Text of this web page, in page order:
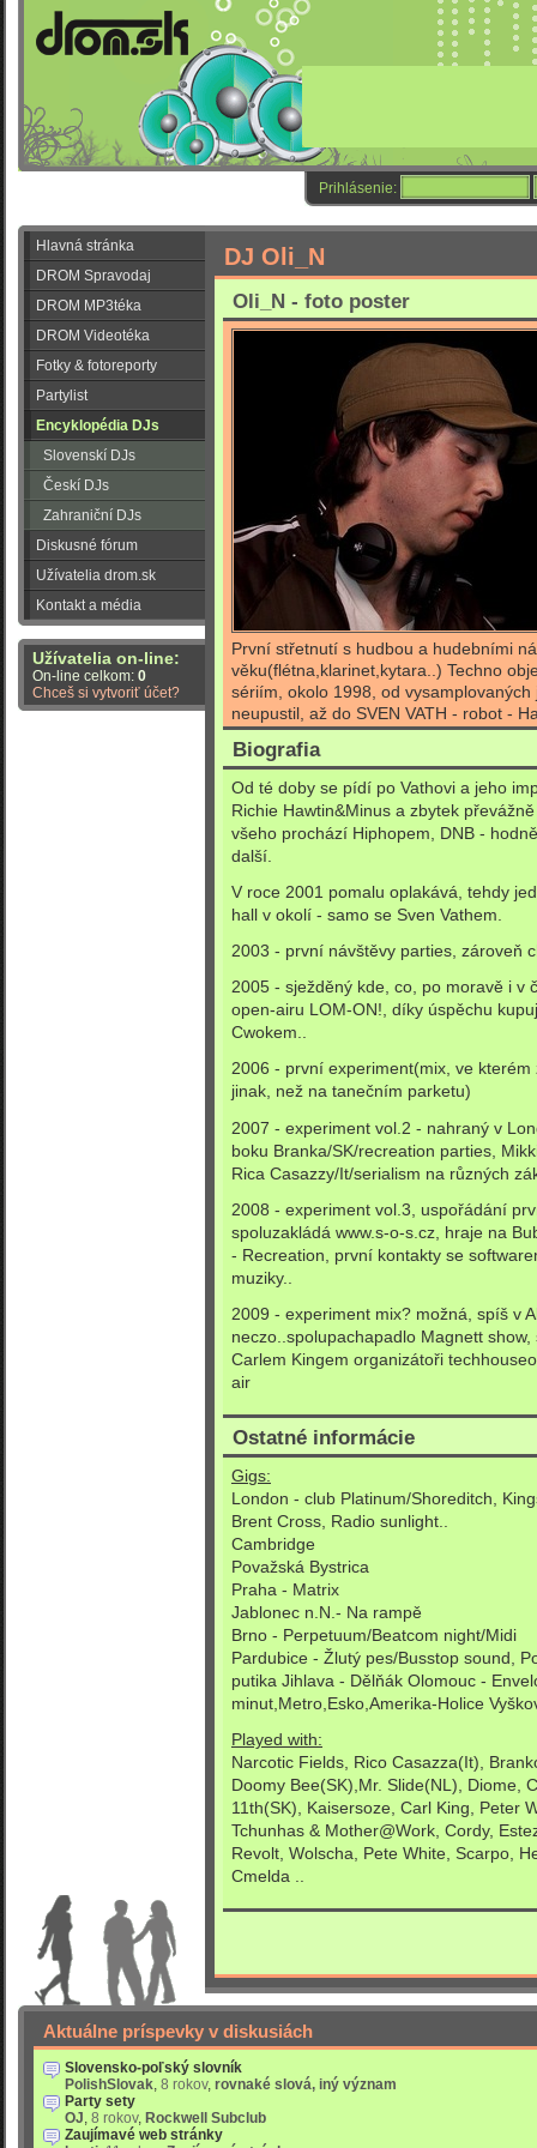
Prihlásenie:
Hlavná stránka
DROM Spravodaj
DROM MP3téka
DROM Videotéka
Fotky & fotoreporty
Partylist
Encyklopédia DJs
Slovenskí DJs
Českí DJs
Zahraniční DJs
Diskusné fórum
Užívatelia drom.sk
Kontakt a média
Užívatelia on-line:
On-line celkom: 0
Chceš si vytvoriť účet?
DJ Oli_N
Oli_N - foto poster
První střetnutí s hudbou a hudebními
věku(flétna,klarinet,kytara..) Techno
sériím, okolo 1998, od
neupustil, až do SVEN VATH - robot -
Biografia
Od té doby se pídí po Vathovi a jeho
Richie Hawtin&Minus a zbytek
všeho prochází Hiphopem, DNB -
další.
V roce 2001 pomalu oplakává, tehdy
hall v okolí - samo se Sven Vathem.
2003 - první návštěvy parties, zároveň
2005 - sježděný kde, co, po moravě i v
open-airu LOM-ON!, díky úspěchu
Cwokem..
2006 - první experiment(mix, ve
jinak, než na tanečním parketu)
2007 - experiment vol.2 - nahraný v
boku Branka/SK/recreation parties,
Rica Casazzy/It/serialism na různých
2008 - experiment vol.3, uspořádání
spoluzakládá www.s-o-s.cz, hraje na
- Recreation, první kontakty se
muziky..
2009 - experiment mix? možná, spíš v
neczo..spolupachapadlo Magnett
Carlem Kingem organizátoři
air
Ostatné informácie
Gigs:
London - club Platinum/Shoreditch,
Brent Cross, Radio sunlight..
Cambridge
Považská Bystrica
Praha - Matrix
Jablonec n.N.- Na rampě
Brno - Perpetuum/Beatcom night/Midi
Pardubice - Žlutý pes/Busstop sound,
putika Jihlava - Dělňák Olomouc -
minut,Metro,Esko,Amerika-Holice
Played with:
Narcotic Fields, Rico Casazza(It),
Doomy Bee(SK),Mr. Slide(NL), Diome,
11th(SK), Kaisersoze, Carl King, Peter
Tchunhas & Mother@Work, Cordy,
Revolt, Wolscha, Pete White, Scarpo,
Cmelda ..
Aktuálne príspevky v diskusiách
Slovensko-poľský slovník
PolishSlovak, 8 rokov, rovnaké slová, iný význam
Party sety
OJ, 8 rokov, Rockwell Subclub
Zaujímavé web stránky